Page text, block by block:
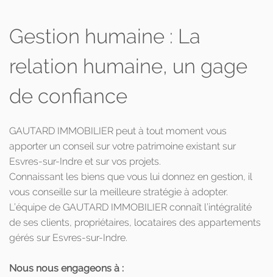
Gestion humaine : La
relation humaine, un gage
de confiance
GAUTARD IMMOBILIER peut à tout moment vous
apporter un conseil sur votre patrimoine existant sur
Esvres-sur-Indre et sur vos projets.
Connaissant les biens que vous lui donnez en gestion, il
vous conseille sur la meilleure stratégie à adopter.
L’équipe de GAUTARD IMMOBILIER connaît l’intégralité
de ses clients, propriétaires, locataires des appartements
gérés sur Esvres-sur-Indre.
Nous nous engageons à :